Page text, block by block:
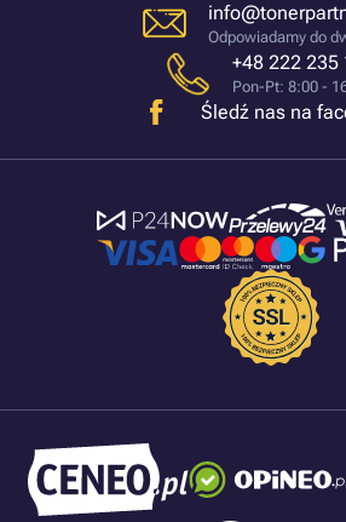
Odpowiadamy do
+48 222 235
Pon-Pt: 8:00 -
Śledź nas na